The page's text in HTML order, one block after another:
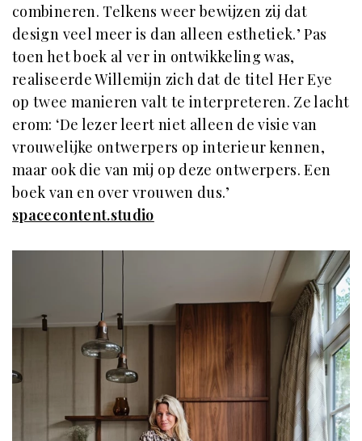
combineren. Telkens weer bewijzen zij dat
design veel meer is dan alleen esthetiek.’ Pas
toen het boek al ver in ontwikkeling was,
realiseerde Willemijn zich dat de titel Her Eye
op twee manieren valt te interpreteren. Ze lacht
erom: ‘De lezer leert niet alleen de visie van
vrouwelijke ontwerpers op interieur kennen,
maar ook die van mij op deze ontwerpers. Een
boek van en over vrouwen dus.’
spacecontent.studio